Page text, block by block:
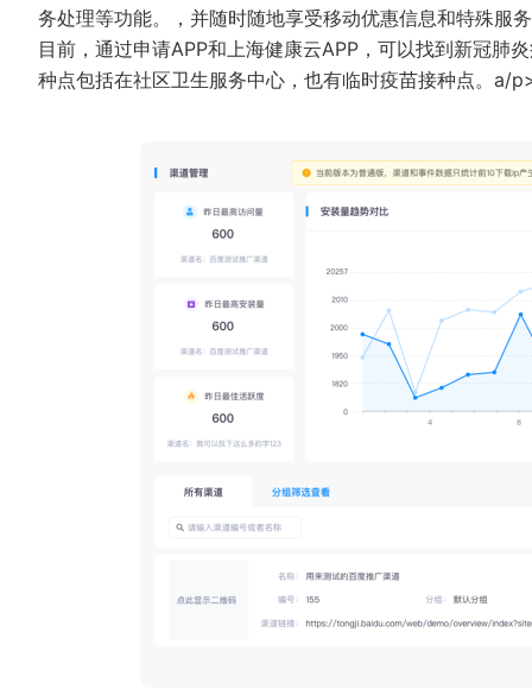
务处理等功能。，并随时随地享受移动优惠信息和特殊服
目前，通过申请APP和上海健康云APP，可以找到新冠肺
种点包括在社区卫生服务中心，也有临时疫苗接种点。a/